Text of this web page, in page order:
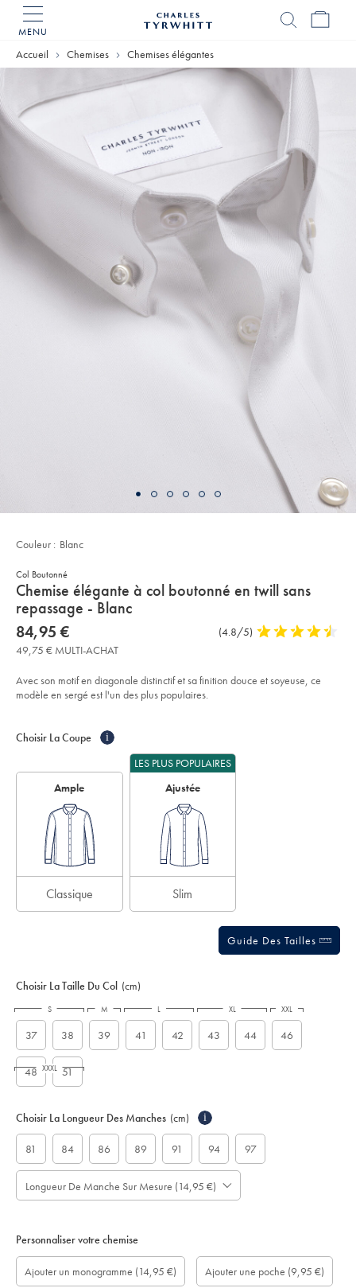
MENU
Tyrwhitt
Accueil Chemises Chemises élégantes
Col Boutonné
details
about
product:
Chemise élégante à col boutonné en twill sans
repassage - Blanc
Details
https://www.charlestyrwhitt.com/fr/chemise-
%C3%A9l%C3%A9gante-
%C3%A0-
col-
en-
twill-
sans-
blanc/FON0717WHT.html?
now
84,95
€
84,95 €
Commentaires
(4.8/5) 4,8
5
49,75 € MULTI-ACHAT
Avec son motif en diagonale distinctif et sa finition douce et soyeuse, ce
modèle en sergé est l'un des plus populaires.
Couleur : Blanc
Actions
cart
Choisir La Coupe i
Ample
Classique
LES PLUS POPULAIRES
Ajustée
Slim
Guide Des Tailles
Choisir La Taille Du Col (cm)
37 38 39 41 42 43 44 46
48 51
S M L XL XXL
XXXL
Choisir La Longueur Des Manches (cm) i
81 84 86 89 91 94 97
Longueur De Manche Sur Mesure (14,95 €)
Personnaliser votre chemise
longueur
manche
Monogram
Font:
Monogram
option:
Ajouter un monogramme (14,95 €)
Monogram
Colour:
Monogram
Location:
Ajouter
une
poche:
Ajouter une poche (9,95 €)
Ajouter
écrin